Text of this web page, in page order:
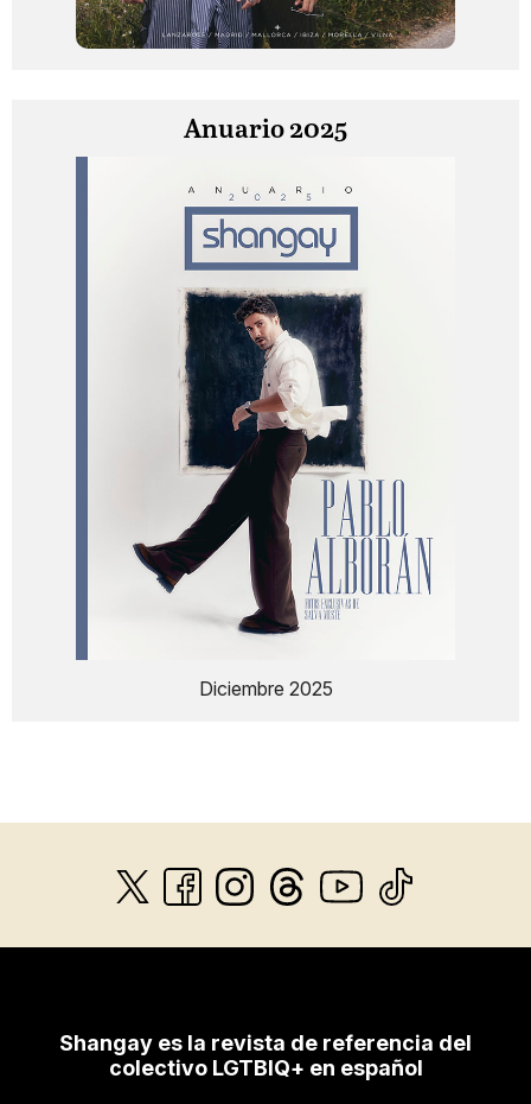
Anuario 2025
Diciembre 2025
Shangay es la revista de referencia del
colectivo LGTBIQ+ en español